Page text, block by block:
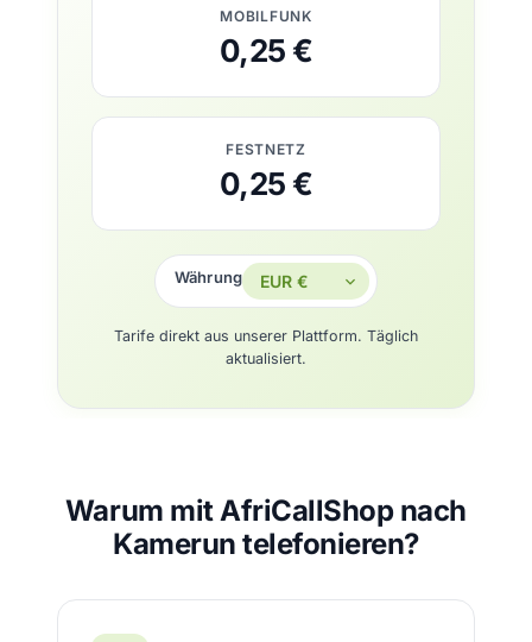
MOBILFUNK
0,25 €
FESTNETZ
0,25 €
Währung
Tarife direkt aus unserer Plattform. Täglich
aktualisiert.
Warum mit AfriCallShop nach
Kamerun telefonieren?